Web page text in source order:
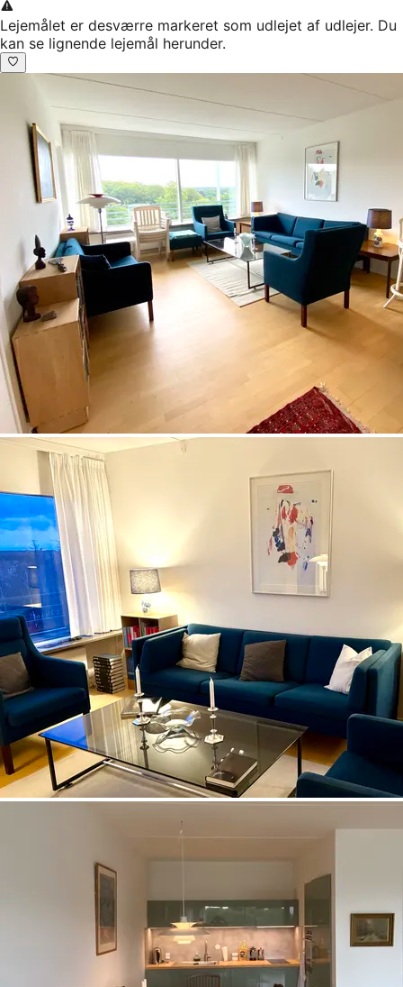
Lejemålet er desværre markeret som udlejet af udlejer. Du
kan se lignende lejemål herunder.